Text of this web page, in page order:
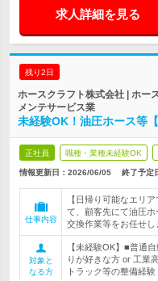
求人詳細を見る
残り2日
ホースクラフト株式会社 | ホー
メンテサービス業
未経験OK！油圧ホース等
正社員 職種・業種未経験OK
情報更新日：2026/06/05 終了予定
仕事内容
【日帰り可能なエリ
て、顧客先にて油圧
交換作業等をお任せし
対象と
なる方
【未経験OK】■普通
りが好きな方 or 工業
トラック等の整備経験